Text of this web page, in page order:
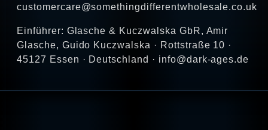
customercare@somethingdifferentwholesale.co.uk
Einführer: Glasche & Kuczwalska GbR, Amir
Glasche, Guido Kuczwalska · Rottstraße 10 ·
45127 Essen · Deutschland · info@dark-ages.de